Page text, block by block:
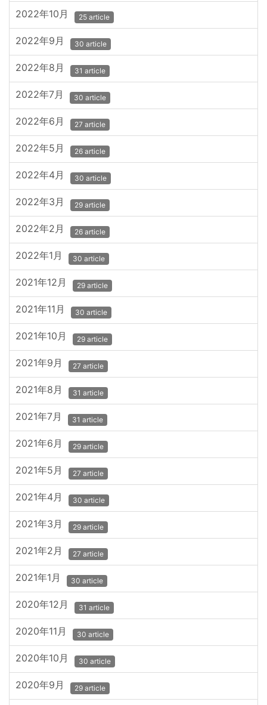
2022年10月 25 article
2022年9月 30 article
2022年8月 31 article
2022年7月 30 article
2022年6月 27 article
2022年5月 26 article
2022年4月 30 article
2022年3月 29 article
2022年2月 26 article
2022年1月 30 article
2021年12月 29 article
2021年11月 30 article
2021年10月 29 article
2021年9月 27 article
2021年8月 31 article
2021年7月 31 article
2021年6月 29 article
2021年5月 27 article
2021年4月 30 article
2021年3月 29 article
2021年2月 27 article
2021年1月 30 article
2020年12月 31 article
2020年11月 30 article
2020年10月 30 article
2020年9月 29 article